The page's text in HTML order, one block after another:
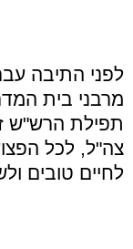
לפני התיבה
מרבני בית
תפילת הרש"ש
צה"ל, לכל
לחיים טובים